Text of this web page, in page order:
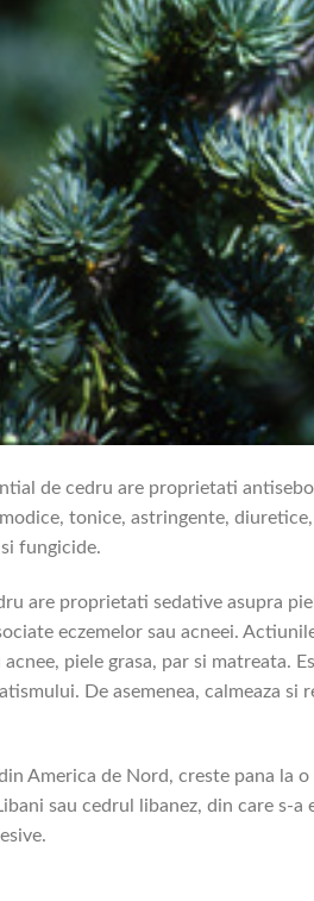
de cedru are proprietati
tonice, astringente,
fungicide.
are proprietati sedative asupra
eczemelor sau acneei.
piele grasa, par si matreata.
De asemenea, calmeaza si
America de Nord, creste pana la
sau cedrul libanez, din care s-